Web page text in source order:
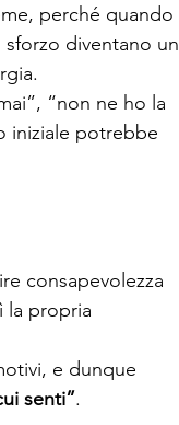
perché quando
diventano un
“non ne ho la
iniziale potrebbe
consapevolezza
la propria
e dunque
senti”.